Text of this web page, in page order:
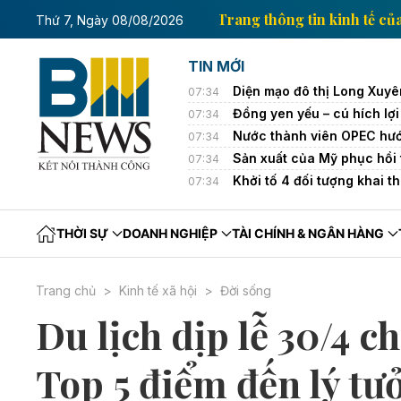
Thứ 7, Ngày 08/08/2026
tế của Thông tấn xã Việt Nam Trang thông tin
TIN MỚI
07:34 Diện mạo đô thị Long
07:34 Đồng yen yếu – cú hích
07:34 Nước thành viên OPEC
07:34 Sản xuất của Mỹ phục
07:34 Khởi tố 4 đối tượng khai
THỜI SỰ DOANH NGHIỆP TÀI CHÍNH & NGÂN HÀNG
Trang chủ Kinh tế xã hội Đời sống
Du lịch dịp lễ 30/4
Top 5 điểm đến lý